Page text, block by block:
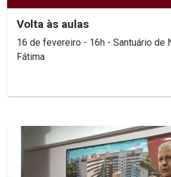
Volta às aulas
16 de fevereiro - 16h - Santuário de
Fátima